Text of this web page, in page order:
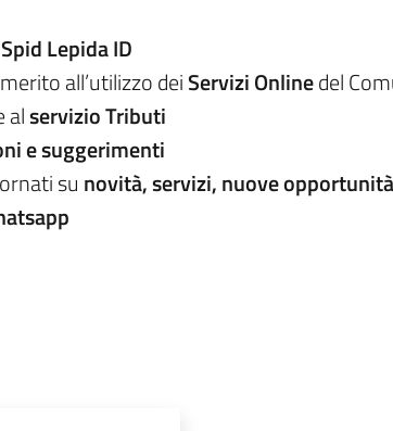
Lepida ID
all’utilizzo deiServizi Onlinedel
alservizio Tributi
e suggerimenti
su novità, servizi, nuove